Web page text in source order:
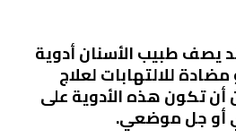
يصف طبيب الأسنان أدوية
للالتهابات لعلاج
أن تكون هذه الأدوية على
جل موضعي.